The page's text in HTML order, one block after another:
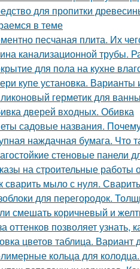
для пропитки
в теме
песчаная плита. Их
канализационной трубы.
для пола на кухне
купе установка.
герметик для
дверей входных. Обивка
садовые названия.
наждачная бумага. Что
стеновые панели
на строительные работы
сварить мыло с нуля.
для перегородок.
смешать коричневый и
оттенков позволяет
цветов таблица. Вариант
кольца для